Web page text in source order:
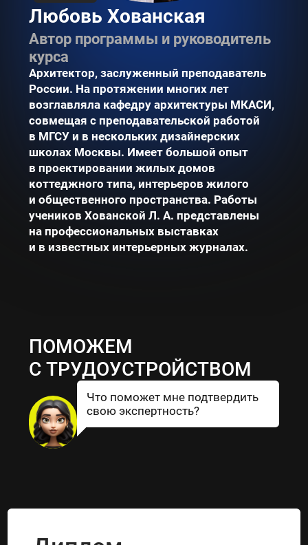
Любовь Хованская
Автор программы и руководитель
курса
Архитектор, заслуженный преподаватель
России. На протяжении многих лет
возглавляла кафедру архитектуры МКАСИ,
совмещая с преподавательской работой
в МГСУ и в нескольких дизайнерских
школах Москвы. Имеет большой опыт
в проектировании жилых домов
коттеджного типа, интерьеров жилого
и общественного пространства. Работы
учеников Хованской Л. А. представлены
на профессиональных выставках
и в известных интерьерных журналах.
ПОМОЖЕМ
С ТРУДОУСТРОЙСТВОМ
Что поможет мне подтвердить
свою экспертность?